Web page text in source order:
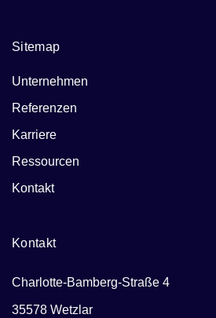
Sitemap
Unternehmen
Referenzen
Karriere
Ressourcen
Kontakt
Kontakt
Charlotte-Bamberg-Straße 4
35578 Wetzlar